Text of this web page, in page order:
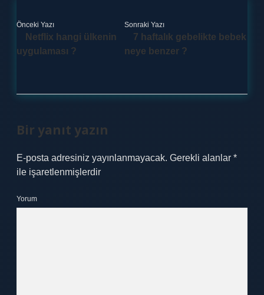
Önceki Yazı
Netflix hangi ülkenin
uygulaması ?
Sonraki Yazı
7 haftalık gebelikte bebek
neye benzer ?
Bir yanıt yazın
E-posta adresiniz yayınlanmayacak. Gerekli alanlar *
ile işaretlenmişlerdir
Yorum